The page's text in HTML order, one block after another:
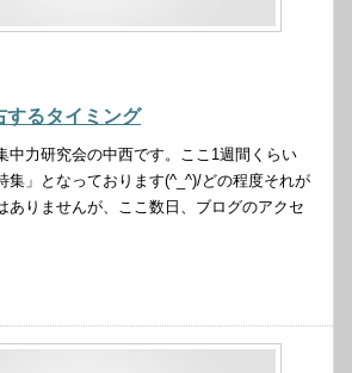
するタイミング
中力研究会の中西です。ここ1週間くらい
集」となっております(^_^)/どの程度それが
ありませんが、ここ数日、ブログのアクセ